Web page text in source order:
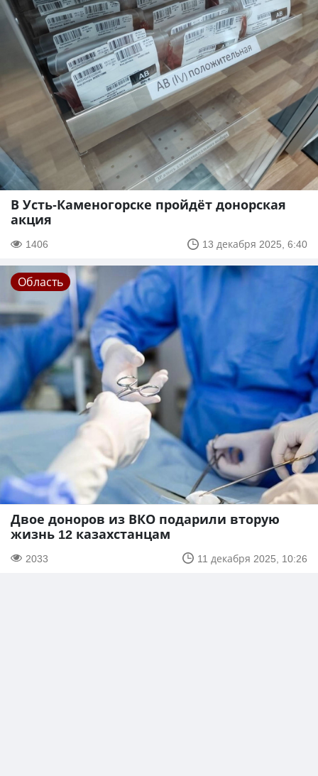
В Усть-Каменогорске пройдёт донорская
акция
1406 13 декабря 2025, 6:40
Область
Двое доноров из ВКО подарили вторую
жизнь 12 казахстанцам
2033 11 декабря 2025, 10:26